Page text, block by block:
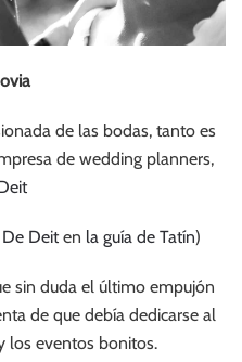
de las bodas, tanto es
de wedding planners,
Deiten la guía de Tatín)
sin duda el último empujón
de que debía dedicarse al
los eventos bonitos.